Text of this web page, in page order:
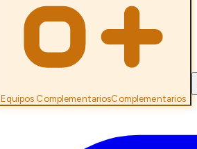
Equipos ComplementariosComplementarios